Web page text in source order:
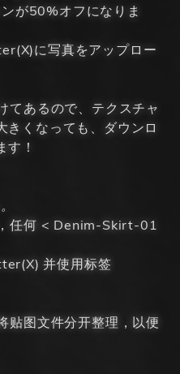
が50%オフになりま
に写真をアップロー
てあるので、テクスチャ
きくなっても、ダウンロ
す！
任何 < Denim-Skirt-01
并使用标签
贴图文件分开整理，以便